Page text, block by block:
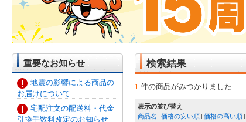
重要なお知らせ
地震の影響による商品の
お届けについて
宅配注文の配送料・代金
引換手数料改定のお知らせ
検索結果
1 件の商品がみつかりました
表示の並び替え
商品名
価格の安い順 価格の高い順